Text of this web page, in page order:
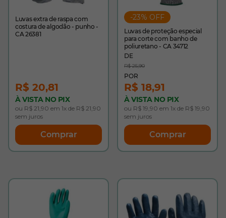
Luvas extra de raspa com
costura de algodão - punho -
CA 26381
R$ 20,81
À VISTA NO PIX
ou R$ 21,90 em 1x de R$ 21,90
sem juros
Comprar
-23% OFF
Luvas de proteção especial
para corte com banho de
poliuretano - CA 34712
R$ 25,90
R$ 18,91
À VISTA NO PIX
ou R$ 19,90 em 1x de R$ 19,90
sem juros
Comprar